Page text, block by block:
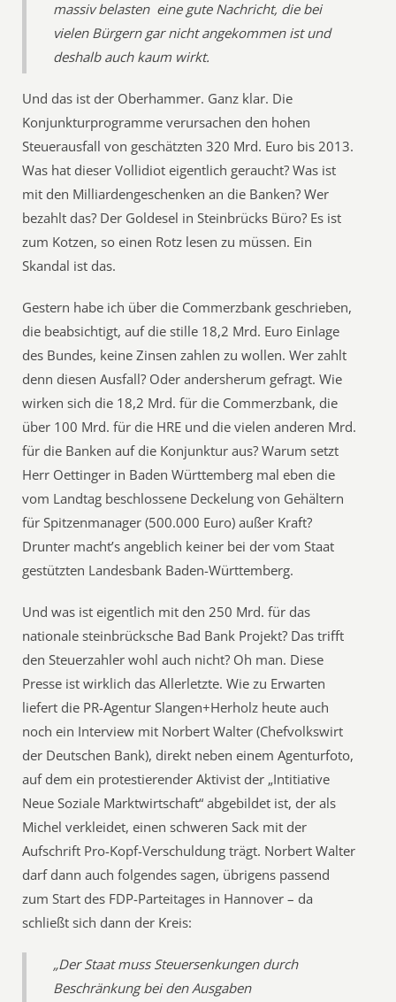
massiv belasten  eine gute Nachricht, die bei
vielen Bürgern gar nicht angekommen ist und
deshalb auch kaum wirkt.
Und das ist der Oberhammer. Ganz klar. Die
Konjunkturprogramme verursachen den hohen
Steuerausfall von geschätzten 320 Mrd. Euro bis 2013.
Was hat dieser Vollidiot eigentlich geraucht? Was ist
mit den Milliardengeschenken an die Banken? Wer
bezahlt das? Der Goldesel in Steinbrücks Büro? Es ist
zum Kotzen, so einen Rotz lesen zu müssen. Ein
Skandal ist das.
Gestern habe ich über die Commerzbank geschrieben,
die beabsichtigt, auf die stille 18,2 Mrd. Euro Einlage
des Bundes, keine Zinsen zahlen zu wollen. Wer zahlt
denn diesen Ausfall? Oder andersherum gefragt. Wie
wirken sich die 18,2 Mrd. für die Commerzbank, die
über 100 Mrd. für die HRE und die vielen anderen Mrd.
für die Banken auf die Konjunktur aus? Warum setzt
Herr Oettinger in Baden Württemberg mal eben die
vom Landtag beschlossene Deckelung von Gehältern
für Spitzenmanager (500.000 Euro) außer Kraft?
Drunter macht’s angeblich keiner bei der vom Staat
gestützten Landesbank Baden-Württemberg.
Und was ist eigentlich mit den 250 Mrd. für das
nationale steinbrücksche Bad Bank Projekt? Das trifft
den Steuerzahler wohl auch nicht? Oh man. Diese
Presse ist wirklich das Allerletzte. Wie zu Erwarten
liefert die PR-Agentur Slangen+Herholz heute auch
noch ein Interview mit Norbert Walter (Chefvolkswirt
der Deutschen Bank), direkt neben einem Agenturfoto,
auf dem ein protestierender Aktivist der „Intitiative
Neue Soziale Marktwirtschaft“ abgebildet ist, der als
Michel verkleidet, einen schweren Sack mit der
Aufschrift Pro-Kopf-Verschuldung trägt. Norbert Walter
darf dann auch folgendes sagen, übrigens passend
zum Start des FDP-Parteitages in Hannover – da
schließt sich dann der Kreis:
„Der Staat muss Steuersenkungen durch
Beschränkung bei den Ausgaben